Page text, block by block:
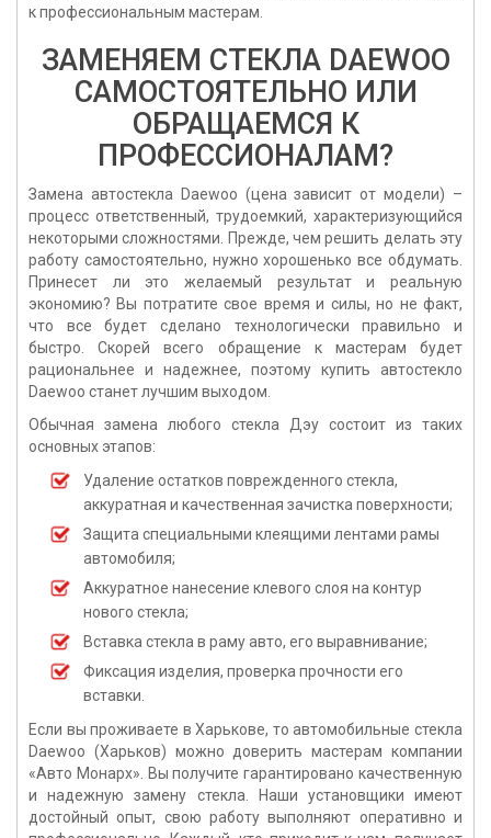
к профессиональным мастерам.
ЗАМЕНЯЕМ СТЕКЛА DAEWOO
САМОСТОЯТЕЛЬНО ИЛИ
ОБРАЩАЕМСЯ К
ПРОФЕССИОНАЛАМ?
Замена автостекла Daewoo (цена зависит от модели) –
процесс ответственный, трудоемкий, характеризующийся
некоторыми сложностями. Прежде, чем решить делать эту
работу самостоятельно, нужно хорошенько все обдумать.
Принесет ли это желаемый результат и реальную
экономию? Вы потратите свое время и силы, но не факт,
что все будет сделано технологически правильно и
быстро. Скорей всего обращение к мастерам будет
рациональнее и надежнее, поэтому купить автостекло
Daewoo станет лучшим выходом.
Обычная замена любого стекла Дэу состоит из таких
основных этапов:
Удаление остатков поврежденного стекла,
аккуратная и качественная зачистка поверхности;
Защита специальными клеящими лентами рамы
автомобиля;
Аккуратное нанесение клевого слоя на контур
нового стекла;
Вставка стекла в раму авто, его выравнивание;
Фиксация изделия, проверка прочности его
вставки.
Если вы проживаете в Харькове, тоавтомобильные стекла
Daewoo (Харьков) можно доверить мастерам компании
«Авто Монарх». Вы получите гарантировано качественную
и надежную замену стекла. Наши установщики имеют
достойный опыт, свою работу выполняют оперативно и